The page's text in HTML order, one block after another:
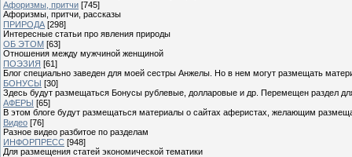
Афоризмы, притчи [745]
Афоризмы, притчи, рассказы
ПРИРОДА [298]
Интересные статьи про явления природы
ОБ ЭТОМ [63]
Отношения между мужчиной женщиной
ПОЭЗИЯ [61]
Блог специально заведен для моей сестры Анжелы. Но в нем могут размещать
БОНУСЫ [30]
Здесь будут размещаться Бонусы рублевые, долларовые и др. Перемещен раздел
АФЕРЫ [65]
В этом блоге будут размещаться материалы о сайтах аферистах, желающим
Видео [76]
Разное видео разбитое по разделам
ИНФОРПРЕСС [948]
Для размещения статей экономической тематики